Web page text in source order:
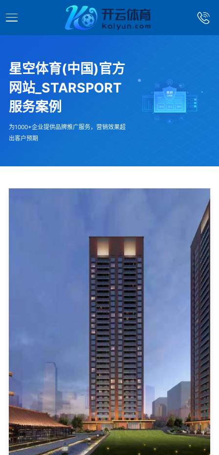
星空体育(中国)官方
网站_STARSPORT
服务案例
为1000+企业提供品牌推广服务，营销效果超
出客户预期